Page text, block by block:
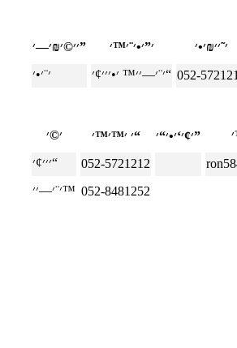
׳׳©׳₪׳—׳”
׳¨׳—׳׳™ ׳•׳׳׳¢׳“ 052-
׳ ׳™׳™׳“
׳¢׳‘׳•׳“׳”
׳׳׳¢׳“
052-5721212
׳¨׳—׳׳™ 052-8481252